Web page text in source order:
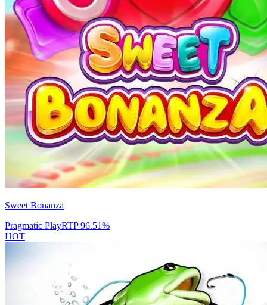
Sweet Bonanza
Pragmatic PlayRTP96.51%
HOT